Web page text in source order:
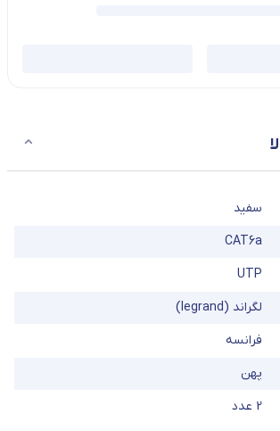
سفید
CAT6a
UTP
لگراند (legrand)
فرانسه
پهن
2 عدد